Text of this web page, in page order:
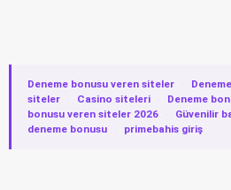
Deneme bonusu veren siteler ·
siteler
· Casino siteleri · Deneme
bonusu veren siteler 2026
· Güvenilir
deneme bonusu
· primebahis giriş